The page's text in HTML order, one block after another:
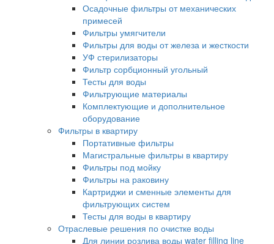
Осадочные фильтры от механических
примесей
Фильтры умягчители
Фильтры для воды от железа и жесткости
УФ стерилизаторы
Фильтр сорбционный угольный
Тесты для воды
Фильтрующие материалы
Комплектующие и дополнительное
оборудование
Фильтры в квартиру
Портативные фильтры
Магистральные фильтры в квартиру
Фильтры под мойку
Фильтры на раковину
Картриджи и сменные элементы для
фильтрующих систем
Тесты для воды в квартиру
Отраслевые решения по очистке воды
Для линии розлива воды water filling line